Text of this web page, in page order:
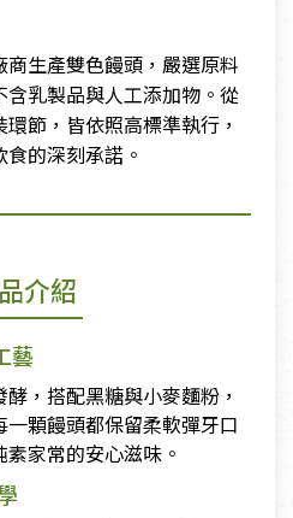
生產雙色饅頭，嚴選原料
乳製品與人工添加物。從
節，皆依照高標準執行，
的深刻承諾。
介紹
藝
，搭配黑糖與小麥麵粉，
顆饅頭都保留柔軟彈牙口
家常的安心滋味。